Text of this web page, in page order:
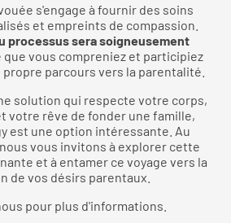
s'engage à fournir des soins
et empreints de compassion.
processus sera soigneusement
que vous compreniez et participiez
parcours vers la parentalité.
solution qui respecte votre corps,
votre rêve de fonder une famille,
est une option intéressante. Au
nous vous invitons à explorer cette
et à entamer ce voyage vers la
de vos désirs parentaux.
pour plus d'informations.